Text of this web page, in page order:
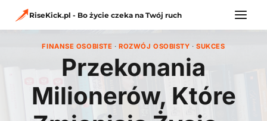
RiseKick.pl - Bo życie czeka na Twój ruch
FINANSE OSOBISTE ·ROZWÓJ OSOBISTY ·SUKCES
Przekonania
Milionerów, Które